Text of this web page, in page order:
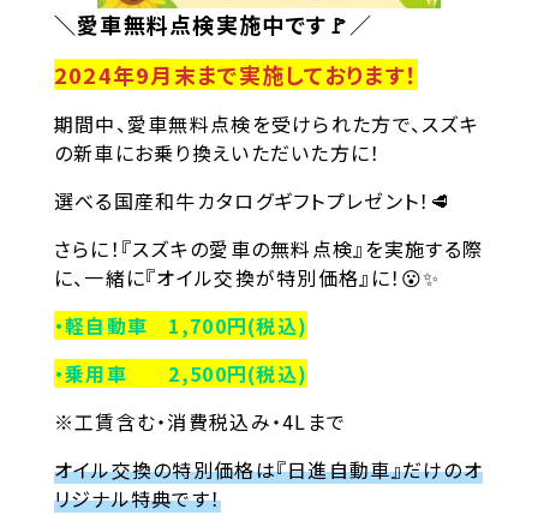
＼愛車無料点検実施中です🚩 ／
2024年9月末まで実施しております！
期間中、愛車無料点検を受けられた方で、スズキ
の新車にお乗り換えいただいた方に！
選べる国産和牛カタログギフトプレゼント！🥩
さらに！『スズキの愛車の無料点検』を実施する際
に、一緒に『オイル交換が特別価格』に！😮✨
・軽自動車 1,700円(税込)
・乗用車 2,500円(税込)
※工賃含む・消費税込み・4Lまで
オイル交換の特別価格は『日進自動車』だけのオ
リジナル特典です！